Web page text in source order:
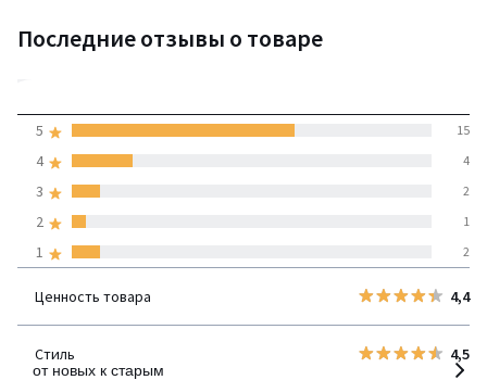
Последние отзывы о товаре
1 2
2 1
3 2
4 4
5 15
Ценность товара 4,4
Стиль 4,5
от новых к старым